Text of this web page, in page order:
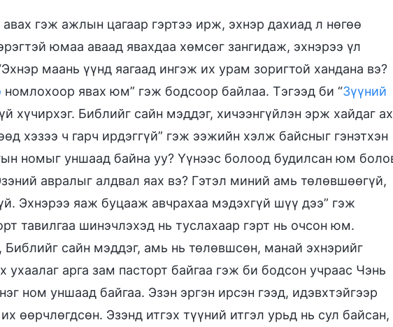
гэж ажлын цагаар гэртээ ирж, эхнэр дахиад л нөгөө
юмаа аваад явахдаа хөмсөг зангидаж, эхнэрээ үл
маань үүнд яагаад ингэж их урам зоригтой хандана вэ?
номлохоор явах юм” гэж бодсоор байлаа. Тэгээд би “Зүүний
хүчирхэг. Библийг сайн мэддэг, хичээнгүйлэн эрж хайдаг
хэзээ ч гарч ирдэггүй” гэж ээжийн хэлж байсныг гэнэтхэн
номыг уншаад байна уу? Үүнээс болоод будилсан юм
авралыг алдвал яах вэ? Гэтэл миний амь төлөвшөөгүй,
Эхнэрээ яаж буцааж авчрахаа мэдэхгүй шүү дээ” гэж
тавилгаа шинэчлэхэд нь туслахаар гэрт нь очсон юм.
сайн мэддэг, амь нь төлөвшсөн, манай эхнэрийг
арга зам пасторт байгаа гэж би бодсон учраас Чэнь
ном уншаад байгаа. Эзэн эргэн ирсэн гээд, идэвхтэйгээр
өөрчлөгдсөн. Эзэнд итгэх түүний итгэл урьд нь сул байсан,